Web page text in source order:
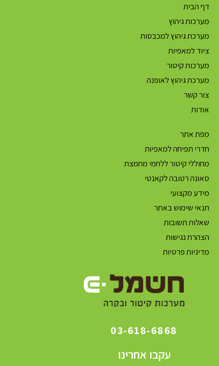
דף הבית
מערכות גיהוץ
מערכת גיהוץ למכבסות
ציוד למאפיות
מערכות קיטור
מערכת גיהוץ לאופנה
צור קשר
אודות
מפת אתר
חדרי תפיחה למאפיות
מחוללי קיטור ללחמי מחמצת
סאונה רטובה לקאנטי
מידע מקצועי
תנאי שימוש באתר
שאלות תשובות
הצהרת נגישות
מדיניות פרטיות
03-618-6868
עקבו אחרינו